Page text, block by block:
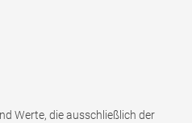
Werte, die ausschließlich der